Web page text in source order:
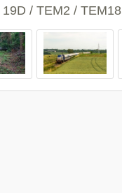
/ TEM2 / TEM18